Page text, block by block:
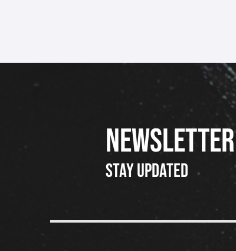
NEWSLETTER
Stay updated